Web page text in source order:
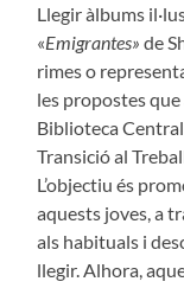
Llegir àlbums
«Emigrantes»de
rimes o
les propostes
Biblioteca Central
Transició al
L’objectiu és
aquests joves, a
als habituals i
llegir. Alhora,